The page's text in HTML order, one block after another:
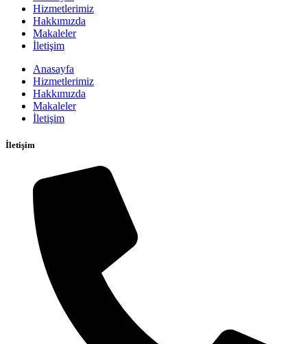
Hizmetlerimiz
Hakkımızda
Makaleler
İletişim
Anasayfa
Hizmetlerimiz
Hakkımızda
Makaleler
İletişim
İletişim